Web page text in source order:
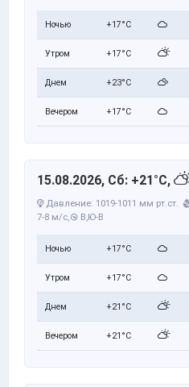
Ночью +17°C
Утром +17°C
Днем +23°C
Вечером +17°C
15.08.2026, Сб: +21°C,
Давление: 1019-1011 мм рт.ст.
7-8 м/с,
В,Ю-В
Ночью +17°C
Утром +17°C
Днем +21°C
Вечером +21°C